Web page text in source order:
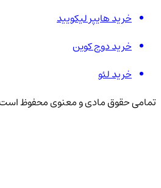
خرید هایپر لیکویید
خرید دوج کوین
خرید لئو
تمامی حقوق مادی و معنوی محفوظ است.